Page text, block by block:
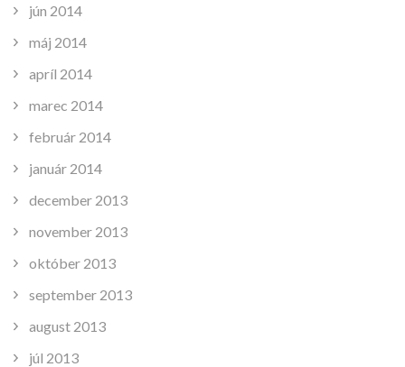
jún 2014
máj 2014
apríl 2014
marec 2014
február 2014
január 2014
december 2013
november 2013
október 2013
september 2013
august 2013
júl 2013